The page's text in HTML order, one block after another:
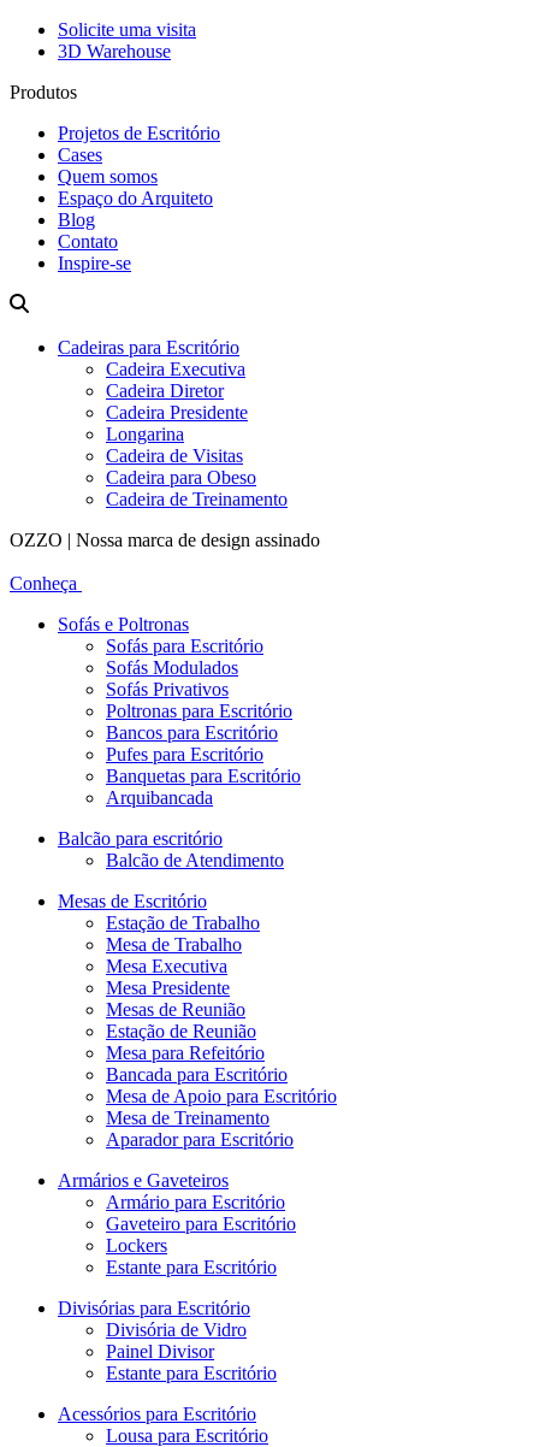
Solicite uma visita
3D Warehouse
Produtos
Projetos de Escritório
Cases
Quem somos
Espaço do Arquiteto
Blog
Contato
Inspire-se
Cadeiras para Escritório
Cadeira Executiva
Cadeira Diretor
Cadeira Presidente
Longarina
Cadeira de Visitas
Cadeira para Obeso
Cadeira de Treinamento
OZZO | Nossa marca de design assinado
Conheça
Sofás e Poltronas
Sofás para Escritório
Sofás Modulados
Sofás Privativos
Poltronas para Escritório
Bancos para Escritório
Pufes para Escritório
Banquetas para Escritório
Arquibancada
Balcão para escritório
Balcão de Atendimento
Mesas de Escritório
Estação de Trabalho
Mesa de Trabalho
Mesa Executiva
Mesa Presidente
Mesas de Reunião
Estação de Reunião
Mesa para Refeitório
Bancada para Escritório
Mesa de Apoio para Escritório
Mesa de Treinamento
Aparador para Escritório
Armários e Gaveteiros
Armário para Escritório
Gaveteiro para Escritório
Lockers
Estante para Escritório
Divisórias para Escritório
Divisória de Vidro
Painel Divisor
Estante para Escritório
Acessórios para Escritório
Lousa para Escritório